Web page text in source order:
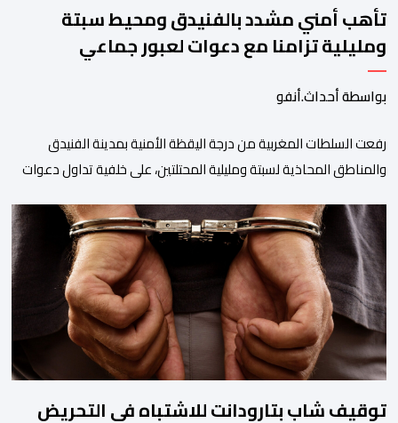
تأهب أمني مشدد بالفنيدق ومحيط سبتة
ومليلية تزامنا مع دعوات لعبور جماعي
بواسطة أحداث.أنفو
رفعت السلطات المغربية من درجة اليقظة الأمنية بمدينة الفنيدق
والمناطق المحاذية لسبتة ومليلية المحتلتين، على خلفية تداول دعوات
للوصول إلى المدينتين يوم 15 غشت الجاري. وعرفت المناطق الشمالية
خلال الساعات الأخيرة انتشارا أمنيا مكثفا، خاصة بالمحاور الطرقية
المؤدية إلى الفنيدق، حيث جرى تعزيز الدوريات وإقامة […]
توقيف شاب بتارودانت للاشتباه في التحريض